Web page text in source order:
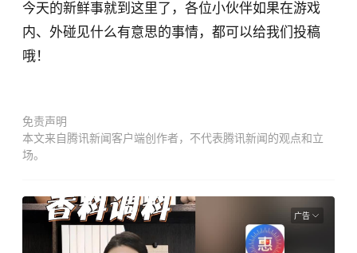
今天的新鲜事就到这里了，各位小伙伴如果在游戏
内、外碰见什么有意思的事情，都可以给我们投稿
哦！
免责声明
本文来自腾讯新闻客户端创作者，不代表腾讯新闻的观点和立
场。
广告